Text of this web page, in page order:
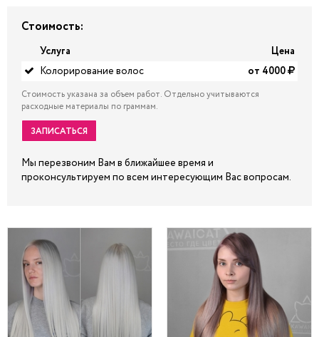
Стоимость:
Услуга
Цена
Колорирование волос
от 4000
Стоимость указана за объем работ. Отдельно учитываются
расходные материалы по граммам.
ЗАПИСАТЬСЯ
Мы перезвоним Вам в ближайшее время и
проконсультируем по всем интересующим Вас вопросам.